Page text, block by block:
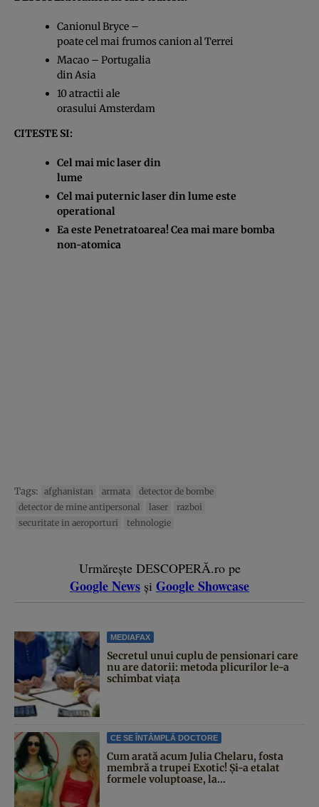
Canionul Bryce –
poate cel mai frumos canion al Terrei
Macao – Portugalia
din Asia
10 atractii ale
orasului Amsterdam
CITESTE SI:
Cel mai mic laser din
lume
Cel mai puternic laser din lume este
operational
Ea este Penetratoarea! Cea mai mare bomba
non-atomica
Tags: afghanistan armata
detector de bombe
detector de mine antipersonal
laser
razboi
securitate in aeroporturi
tehnologie
Urmărește DESCOPERĂ.ro pe
Google News și Google Showcase
MEDIAFAX
Secretul unui cuplu de pensionari care
nu are datorii: metoda plicurilor le-a
schimbat viața
CE SE ÎNTÂMPLĂ DOCTORE
Cum arată acum Julia Chelaru, fosta
membră a trupei Exotic! Și-a etalat
formele voluptoase, la...